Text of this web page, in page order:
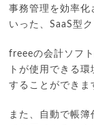
事務管理を効率化
いった、SaaS型
freeeの会計ソフ
トが使用できる
することができま
また、自動で帳